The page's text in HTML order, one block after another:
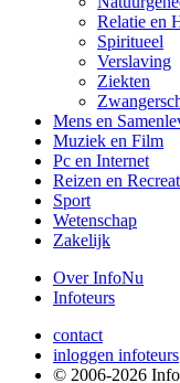
Relatie en
Spiritueel
Verslaving
Ziekten
Mens en
Muziek en Film
Pc en Internet
Reizen en
Sport
Wetenschap
Zakelijk
Over InfoNu
Infoteurs
contact
inloggen infoteurs
© 2006-2026